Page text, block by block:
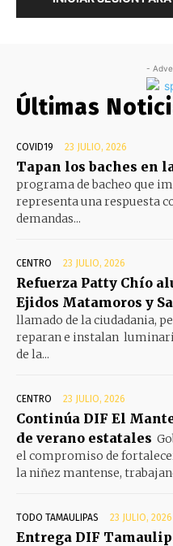
-
Últimas
COVID19 23 JULIO, 2026
Tapan los baches en
programa de bacheo que
representa una respuesta
demandas...
CENTRO 23 JULIO, 2026
Refuerza Patty Chío
Ejidos Matamoros y
llamado de la ciudadania,
reparan e instalan
de la...
CENTRO 23 JULIO, 2026
Continúa DIF El
de verano estatales
el compromiso de
la niñez mantense,
TODO TAMAULIPAS 23 JULIO, 2026
Entrega DIF